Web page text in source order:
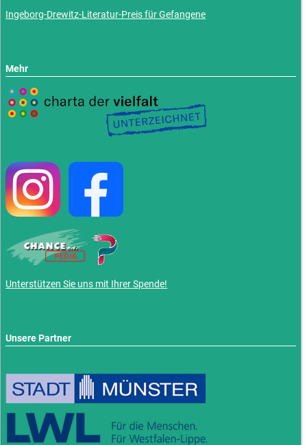
Ingeborg-Drewitz-Literatur-Preis für Gefangene
Mehr
Unterstützen Sie uns mit Ihrer Spende!
Unsere Partner